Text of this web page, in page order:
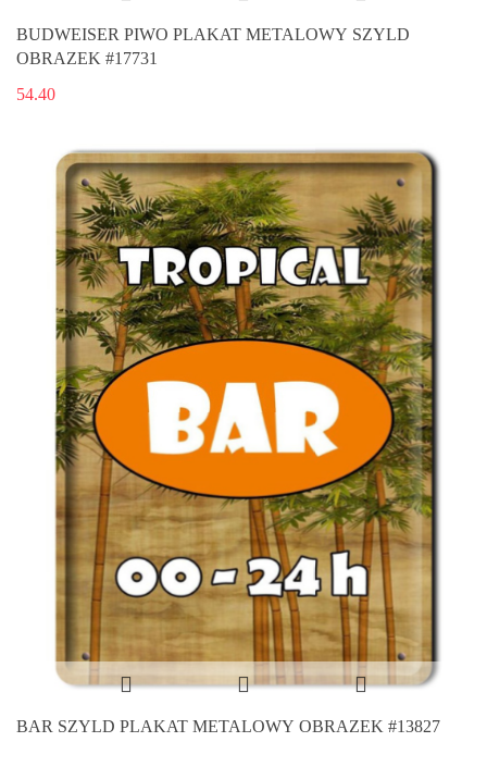
BUDWEISER PIWO PLAKAT METALOWY SZYLD
OBRAZEK #17731
54.40
BAR SZYLD PLAKAT METALOWY OBRAZEK #13827